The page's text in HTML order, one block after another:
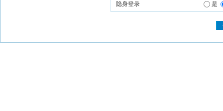
隐身登录 是